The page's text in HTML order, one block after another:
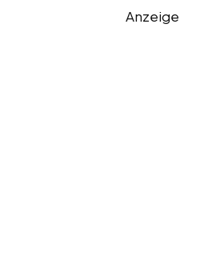
Anzeige